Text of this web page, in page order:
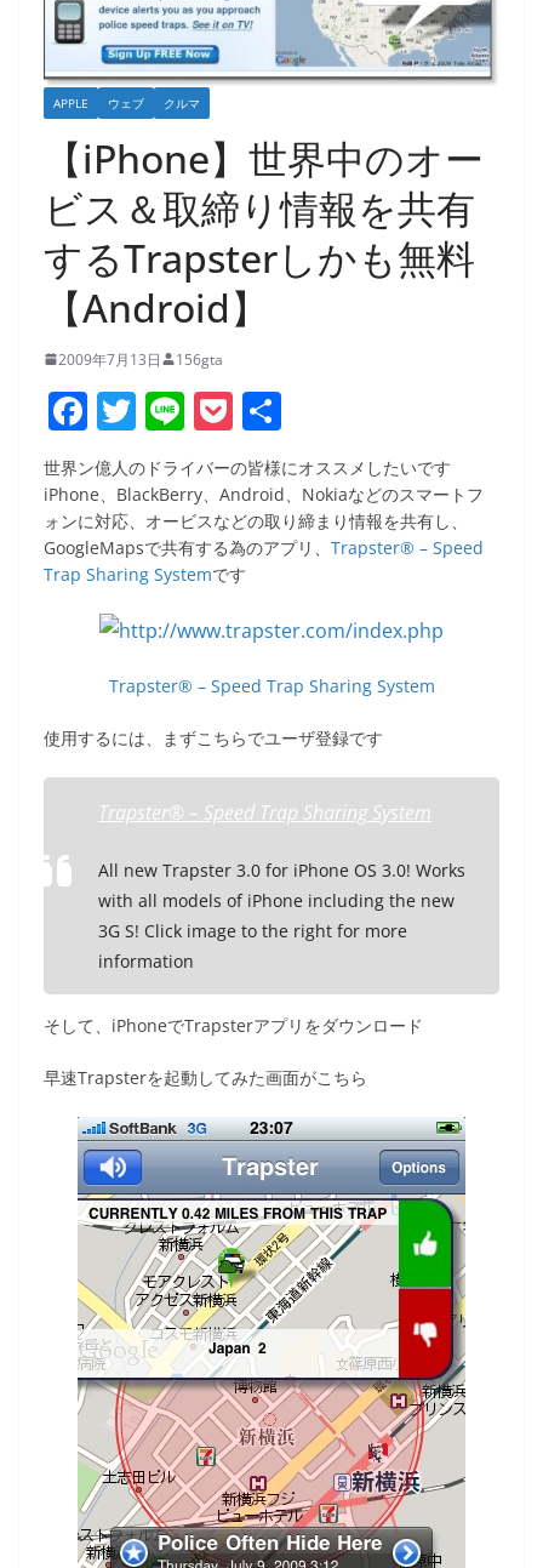
APPLE ウェブ クルマ
【iPhone】世界中のオー
ビス＆取締り情報を共有
するTrapsterしかも無料
【Android】
2009年7月13日 156gta
F
a
c
e
b
o
o
T
w
itt
er
Li
n
e
P
o
ck
et
有
世界ン億人のドライバーの皆様にオススメしたいです
iPhone、BlackBerry、Android、Nokiaなどのスマートフ
ォンに対応、オービスなどの取り締まり情報を共有し、
GoogleMapsで共有する為のアプリ、 Trapster® – Speed
Trap Sharing Systemです
Trapster® – Speed Trap Sharing System
使用するには、まずこちらでユーザ登録です
Trapster® – Speed Trap Sharing System
All new Trapster 3.0 for iPhone OS 3.0! Works
with all models of iPhone including the new
3G S! Click image to the right for more
information
そして、iPhoneでTrapsterアプリをダウンロード
早速Trapsterを起動してみた画面がこちら